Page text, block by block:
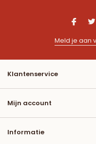
Meld je aan
Klantenservice
Mijn account
Informatie